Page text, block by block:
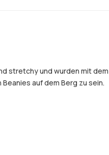
stretchy und wurden mit dem
auf dem Berg zu sein.